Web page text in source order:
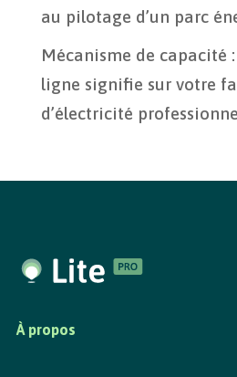
au pilotage d’un parc
Mécanisme de capacité
ligne signifie sur votre
d’électricité
À propos